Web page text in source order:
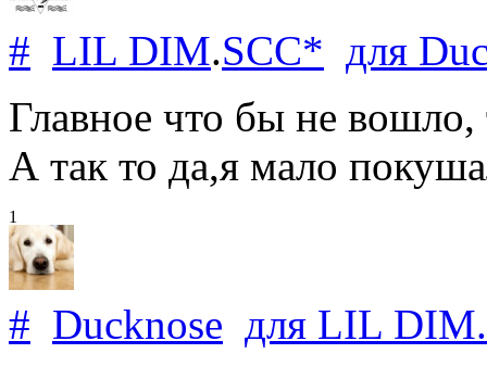
# LIL DIM.SCC* для
Главное что бы не
А так то да,я мало
1
# Ducknose для LIL DIM.